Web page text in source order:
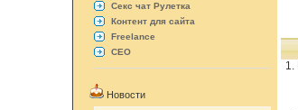
Секс чат Рулетка
Контент для сайта
Freelance
СЕО
Новости